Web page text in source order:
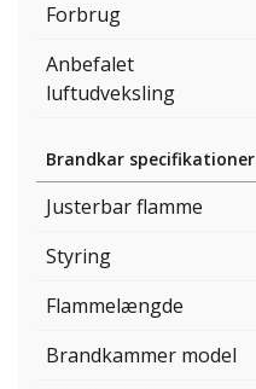
Forbrug
Anbefalet
luftudveksling
Brandkar specifikationer
Justerbar flamme
Styring
Flammelængde
Brandkammer model